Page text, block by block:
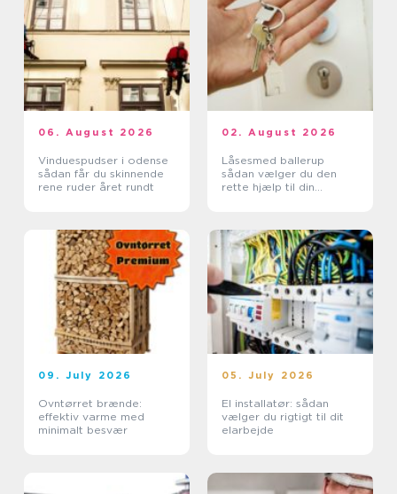
06. August 2026
Vinduespudser i odense
sådan får du skinnende
rene ruder året rundt
02. August 2026
Låsesmed ballerup
sådan vælger du den
rette hjælp til din
09. July 2026
Ovntørret brænde:
effektiv varme med
minimalt besvær
05. July 2026
El installatør: sådan
vælger du rigtigt til dit
elarbejde